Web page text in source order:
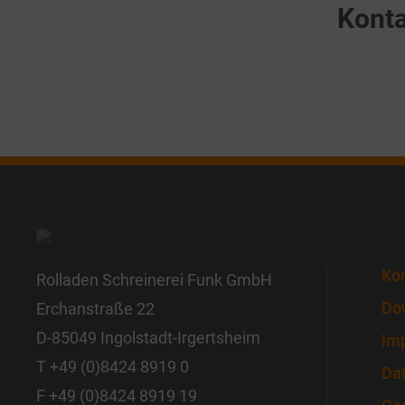
Rolladen Schreinerei Funk GmbH
Erchanstraße 22
D-85049 Ingolstadt-Irgertsheim
T +49 (0)8424 8919 0
F +49 (0)8424 8919 19